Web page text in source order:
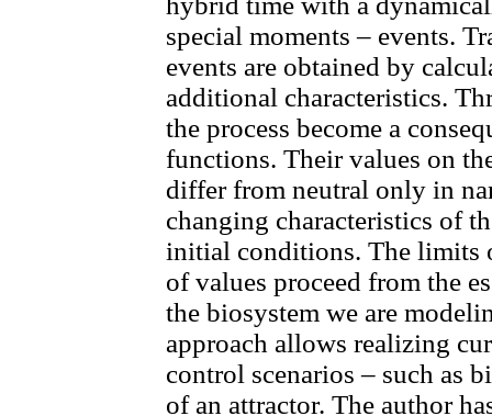
special moments – events.
events are obtained by
additional characteristics.
the process become a
functions. Their values on
differ from neutral only in
changing characteristics of
initial conditions. The limits
of values proceed from the
the biosystem we are
approach allows realizing
control scenarios – such as
of an attractor. The author